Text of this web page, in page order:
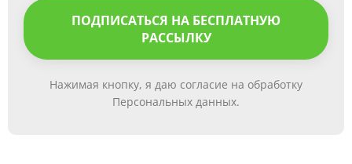
ПОДПИСАТЬСЯ НА БЕСПЛАТНУЮ
РАССЫЛКУ
Нажимая кнопку, я даю согласие на обработку
Персональных данных.